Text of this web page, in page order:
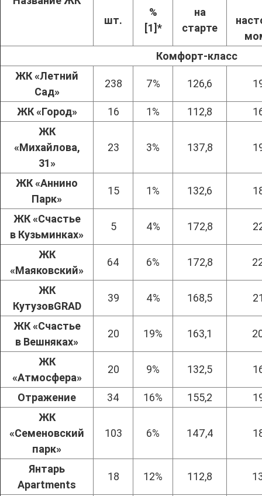
шт.
%
[1]*
на
старте
Комфорт-класс
ЖК «Летний
Сад»
238 7% 126,6
ЖК «Город» 16 1% 112,8
ЖК
«Михайлова,
31»
23 3% 137,8
ЖК «Аннино
Парк»
15 1% 132,6
ЖК «Счастье
в Кузьминках»
5 4% 172,8
ЖК
«Маяковский»
64 6% 172,8
ЖК
КутузовGRAD
39 4% 168,5
ЖК «Счастье
в Вешняках»
20 19% 163,1
ЖК
«Атмосфера»
20 9% 132,5
Отражение 34 16% 155,2
ЖК
«Семеновский
парк»
103 6% 147,4
Янтарь
Apartments
18 12% 112,8